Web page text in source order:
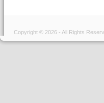
Copyright © 2026 - All Rights